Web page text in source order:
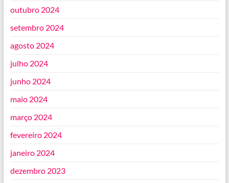
outubro 2024
setembro 2024
agosto 2024
julho 2024
junho 2024
maio 2024
março 2024
fevereiro 2024
janeiro 2024
dezembro 2023